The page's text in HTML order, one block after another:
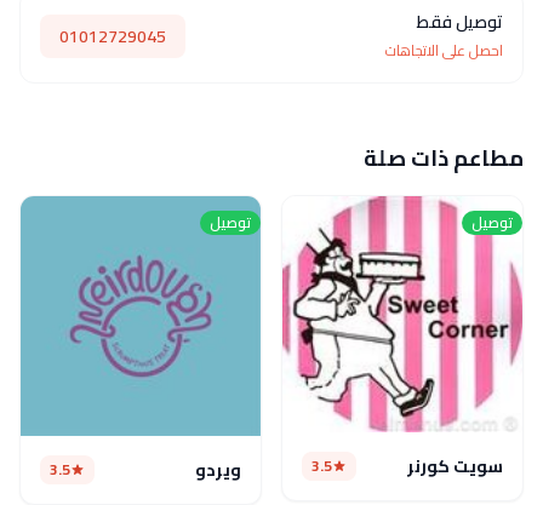
توصيل فقط
احصل على الاتجاهات 01012729045
مطاعم ذات صلة
توصيل
سويت كورنر 3.5
توصيل
ويردو 3.5